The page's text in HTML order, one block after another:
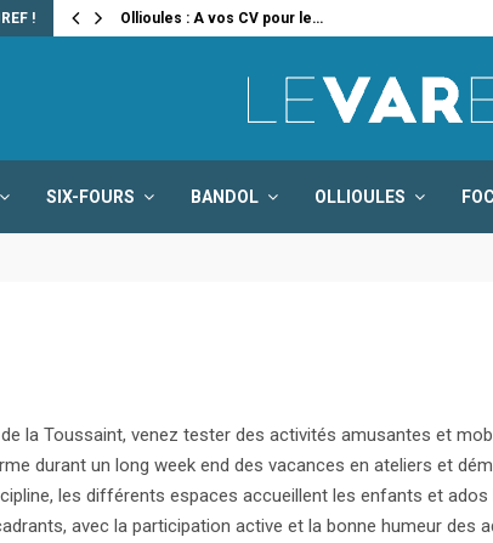
! Ollioules : A vos CV pour le…
SIX-FOURS BANDOL OLLIOULES
la Toussaint, venez tester des activités amusantes et
durant un long week end des vacances en ateliers et
les différents espaces accueillent les enfants et ados
avec la participation active et la bonne humeur des